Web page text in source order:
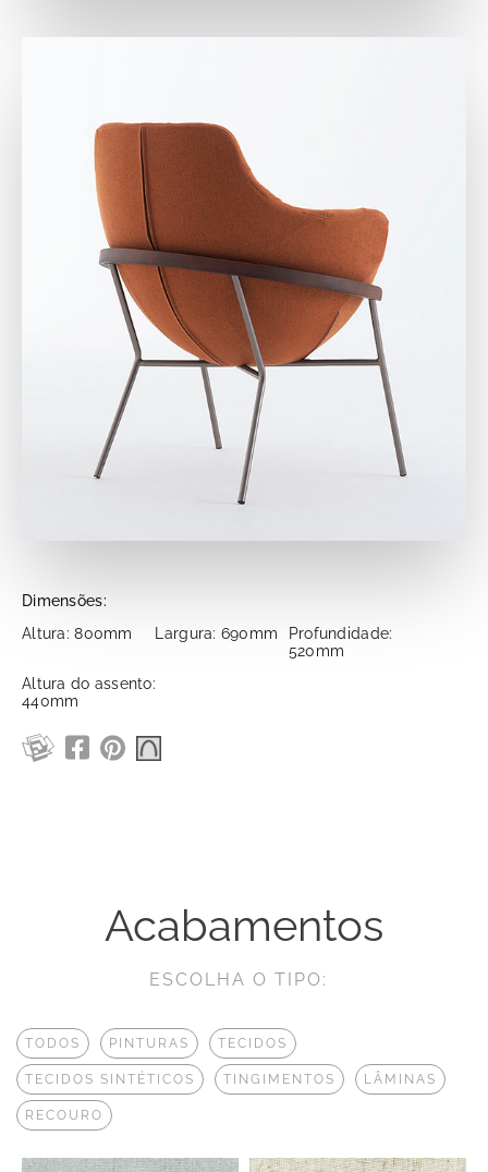
Dimensões:
Altura: 800mm
Largura: 690mm
Profundidade:
520mm
Altura do assento:
440mm
Acabamentos
ESCOLHA O TIPO:
TODOS PINTURAS TECIDOS
TECIDOS SINTÉTICOS TINGIMENTOS LÂMINAS
RECOURO